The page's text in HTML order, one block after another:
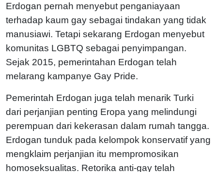
Erdogan pernah menyebut penganiayaan
terhadap kaum gay sebagai tindakan yang tidak
manusiawi. Tetapi sekarang Erdogan menyebut
komunitas LGBTQ sebagai penyimpangan.
Sejak 2015, pemerintahan Erdogan telah
melarang kampanye Gay Pride.
Pemerintah Erdogan juga telah menarik Turki
dari perjanjian penting Eropa yang melindungi
perempuan dari kekerasan dalam rumah tangga.
Erdogan tunduk pada kelompok konservatif yang
mengklaim perjanjian itu mempromosikan
homoseksualitas. Retorika anti-gay telah